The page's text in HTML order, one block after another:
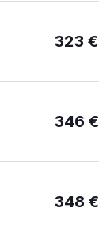
323 €
346 €
348 €